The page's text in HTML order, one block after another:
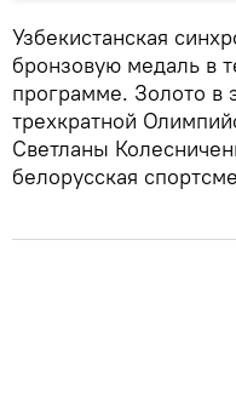
Узбекистанская
бронзовую медаль в
программе. Золото в
трехкратной
Светланы
белорусская